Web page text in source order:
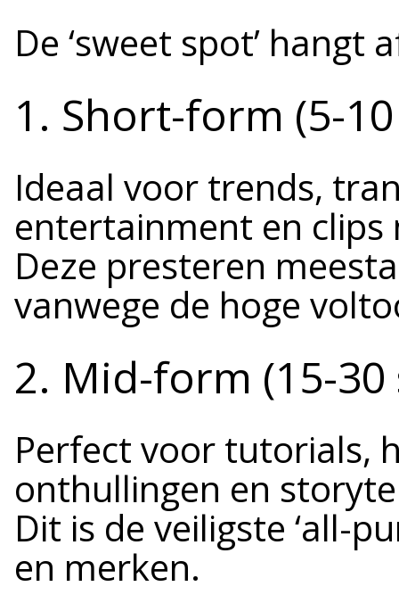
De ‘sweet spot’ hangt
1. Short-form (5-
Ideaal voor trends,
entertainment en
Deze presteren
vanwege de hoge
2. Mid-form (15-
Perfect voor tutorials,
onthullingen en
Dit is de veiligste ‘all-
en merken.